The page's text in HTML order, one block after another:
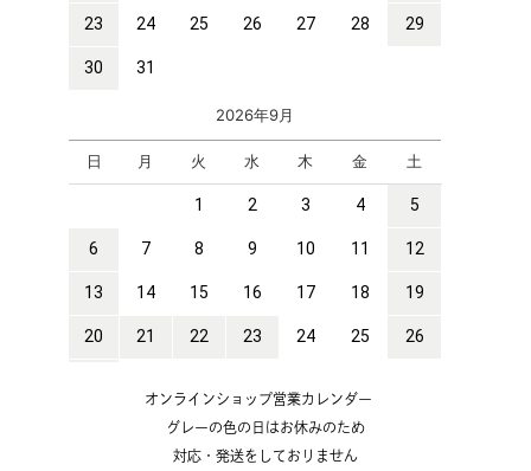
オンラインショップ営業カレンダー
グレーの色の日はお休みのため
対応・発送をしておりません